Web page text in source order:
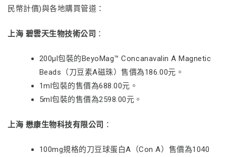
民幣計價)與各地購買管道：
上海 碧雲天生物技術公司 ：
200μl包裝的BeyoMag™ Concanavalin A Magnetic
Beads（刀豆素A磁珠）售價為186.00元。
1ml包裝的售價為688.00元。
5ml包裝的售價為2598.00元。
上海 懋康生物科技有限公司 ：
100mg規格的刀豆球蛋白A（Con A）售價為1040